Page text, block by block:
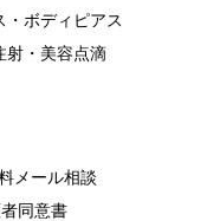
・ボディピアス
射・美容点滴
メール相談
同意書